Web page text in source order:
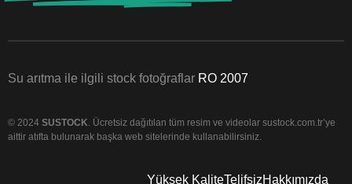
Su arıtma ile ilgili stock fotoğraflar RO 2007
© 2024 SUSTOCK . Ücretsiz dağıtılan tüm resim ve videolar sustock.com.tr’ye
aittir atıfta bulunarak başka web sitelerinde kullanabilirsiniz.
Yüksek KaliteTelifsizHakkımızda